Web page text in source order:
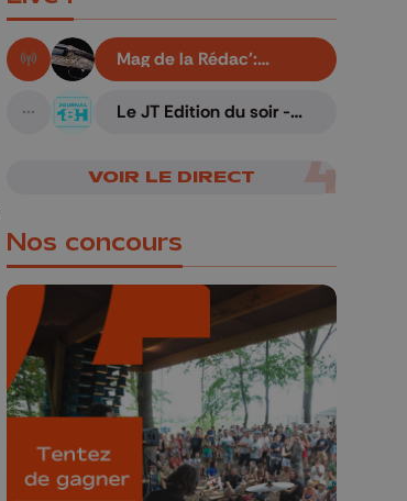
En live!
Mag de la Rédac':
Gravure liégeoise sur
A suivre
Le JT Edition du soir -
VOIR LE DIRECT
Nos concours
🎁 Gagnez 5x2
places pour le
Bucolique Ferrières
Festival 🌿🎶